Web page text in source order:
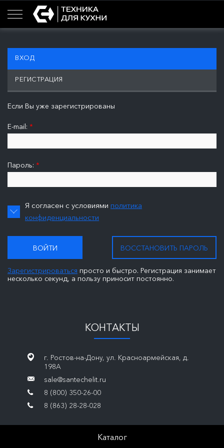
ВХОД
РЕГИСТРАЦИЯ
Если Вы уже зарегистрированы
E-mail: *
Пароль: *
Я согласен с условиями политика
конфиденциальности
ВОЙТИ ВОССТАНОВИТЬ ПАРОЛЬ
Зарегистрироваться просто и быстро. Регистрация занимает
несколько секунд, а пользу приносит постоянно.
КОНТАКТЫ
г. Ростов-на-Дону, ул. Красноармейская, д.
198А
sale@santechelit.ru
8 (800) 350-26-00
8 (863) 28-28-028
Каталог